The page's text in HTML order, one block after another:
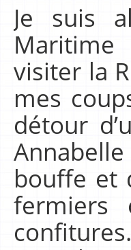
Je suis
visiter la
mes
détour
bouffe et
fermiers